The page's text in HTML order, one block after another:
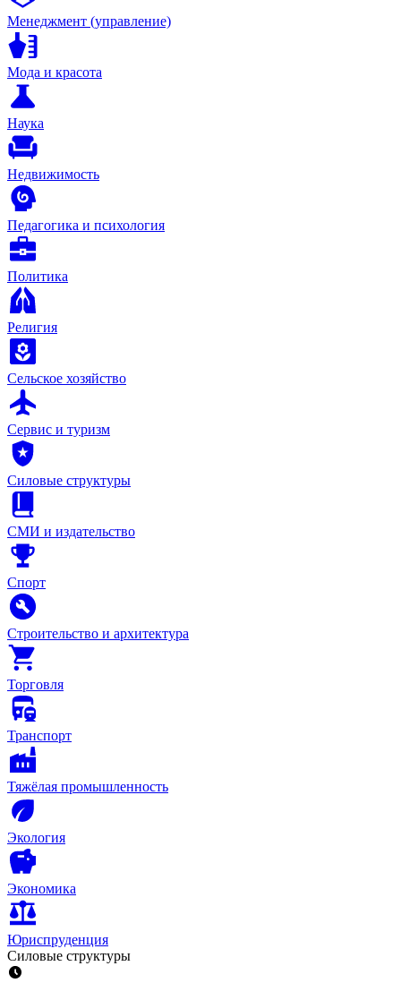
Менеджмент (управление)
Мода и красота
Наука
Недвижимость
Педагогика и психология
Политика
Религия
Сельское хозяйство
Сервис и туризм
Силовые структуры
СМИ и издательство
Спорт
Строительство и архитектура
Торговля
Транспорт
Тяжёлая промышленность
Экология
Экономика
Юриспруденция
Силовые структуры